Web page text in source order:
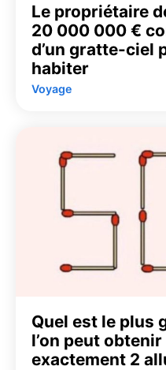
Le propriétaire
20 000 000 €
d’un gratte-ciel
habiter
Voyage
Quel est le plus
l’on peut
exactement 2